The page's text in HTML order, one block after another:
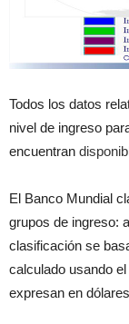
Todos los datos
nivel de ingreso
encuentran
El Banco Mundial
grupos de ingreso:
clasificación se
calculado usando
expresan en